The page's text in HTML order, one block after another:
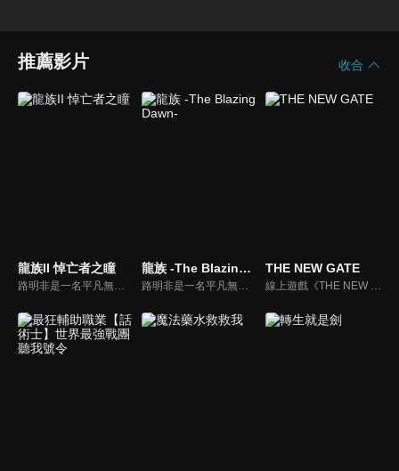
推薦影片 收合
龍族II 悼亡者之瞳
路明非是一名平凡無奇的高中生。某天，他突然收到了一封來自異國學校的神祕的入學邀請函。儘管他被學校優渥的待遇給吸引，但他卻還是無法下定決心——因為他未能割捨自己對女同學雯雯的心意。就在這時，前來說服他入學的學姐諾諾提出了一個建議。
龍族 -The Blazing Dawn-
路明非是一名平凡無奇的高中生。某天，他突然收到了一封來自異國學校的神祕的入學邀請函。儘管他被學校優渥的待遇給吸引，但他卻還是無法下定決心——因為他未能割捨自己對女同學雯雯的心意。就在這時，前來說服他入學的學姐諾諾提出了一個建議。
THE NEW GATE
線上遊戲《THE NEW GATE》。因玩家數眾多而熱鬧至極的虛擬世界突然發生劇變，將人們囚禁在遊戲世界中，折磨著他們。為了打破這種痛苦的現狀，身為遊戲內最強玩家的一名青年──進決定挺身而出。阻擋在他面前的，是這個世界最強大的敵人「原初」。